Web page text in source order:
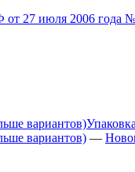
от 27 июля 2006
вариантов)Упаковка
вариантов) —